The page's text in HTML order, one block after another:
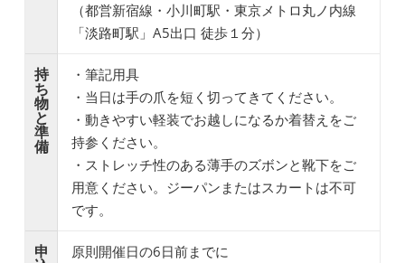
（都営新宿線・小川町駅・東京メトロ丸ノ内線
「淡路町駅」A5出口 徒歩１分）
持
ち
物
と
準
備
・筆記用具
・当日は手の爪を短く切ってきてください。
・動きやすい軽装でお越しになるか着替えをご
持参ください。
・ストレッチ性のある薄手のズボンと靴下をご
用意ください。ジーパンまたはスカートは不可
です。
申 原則開催日の6日前までに